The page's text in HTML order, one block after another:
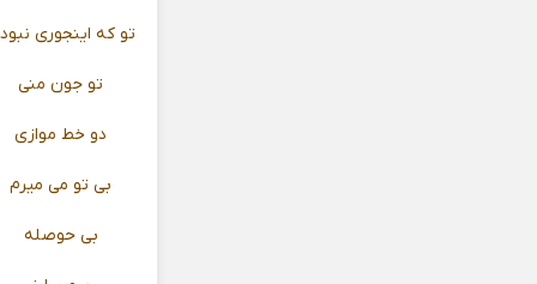
تو که اینجوری
تو جون منی
دو خط موازی
بی تو می‌ میرم
بی حوصله